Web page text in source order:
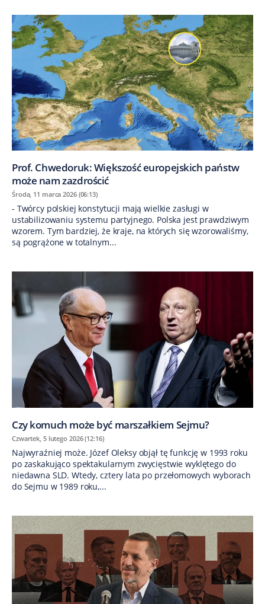
Prof. Chwedoruk: Większość europejskich państw
może nam zazdrościć
Środa, 11 marca 2026 (06:13)
- Twórcy polskiej konstytucji mają wielkie zasługi w
ustabilizowaniu systemu partyjnego. Polska jest prawdziwym
wzorem. Tym bardziej, że kraje, na których się wzorowaliśmy,
są pogrążone w totalnym...
Czy komuch może być marszałkiem Sejmu?
Czwartek, 5 lutego 2026 (12:16)
Najwyraźniej może. Józef Oleksy objął tę funkcję w 1993 roku
po zaskakująco spektakularnym zwycięstwie wyklętego do
niedawna SLD. Wtedy, cztery lata po przełomowych wyborach
do Sejmu w 1989 roku,...